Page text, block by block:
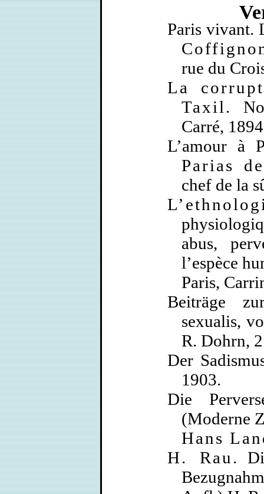
Paris vivant.
rue du
La
Taxil .
Carré,
L’amour à
Parias
chef de la
abus,
l’espèce
Paris,
Beiträge
sexualis,
R. Dohrn,
Der
1903.
Die
(Moderne
Hans
H. Rau .